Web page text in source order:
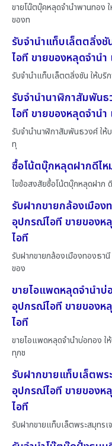
ขายโน๊ตบุ๊คหลุดจำนำพานทอง
ของท
รับจำนำแท็บเล็ตตลิ่ง
ไอที ขายของหลุดจำน
รับจำนำแท็บเล็ตตลิ่งชัน ให้บริ
รับจำนำนาฬิกาสัมพัน
ไอที ขายของหลุดจำน
รับจำนำนาฬิกาสัมพันธวงศ์ ให้
ทุ
ซื้อโน้ตบุ๊กหลุดฝากดีไห
ไขข้อสงสัยซื้อโน้ตบุ๊กหลุดฝ
รับฝากขายกล้องเมือง
อุปกรณ์ไอที ขายของห
ไอที
รับฝากขายกล้องเมืองทองธานี
ของ
ขายไอแพดหลุดจำนำบ่
อุปกรณ์ไอที ขายของห
ไอที
ขายไอแพดหลุดจำนำบ่อทอง ใ
ทุกช
รับฝากขายแท็บเล็ตพร
อุปกรณ์ไอที ขายของห
ไอที
รับฝากขายแท็บเล็ตพระสมุทรเ